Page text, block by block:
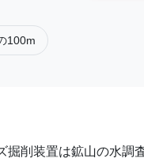
100m
削装置は鉱山の水調